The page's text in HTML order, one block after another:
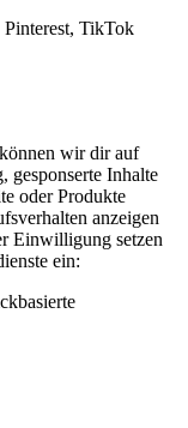
TikTok
wir dir auf
gesponserte Inhalte
oder Produkte
anzeigen
Einwilligung setzen
ein: